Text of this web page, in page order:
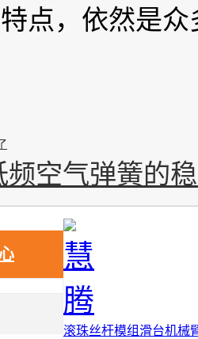
点，依然是
频空气弹簧的
滚珠丝杆模组滑台机械